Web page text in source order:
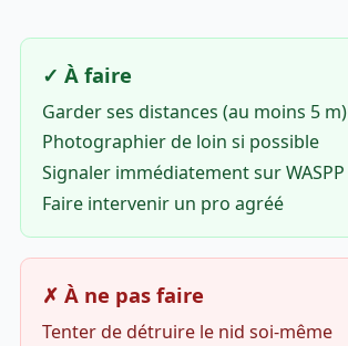
✓ À faire
Garder ses distances (au moins 5 m)
Photographier de loin si possible
Signaler immédiatement sur WASPP
Faire intervenir un pro agréé
✗ À ne pas faire
Tenter de détruire le nid soi-même